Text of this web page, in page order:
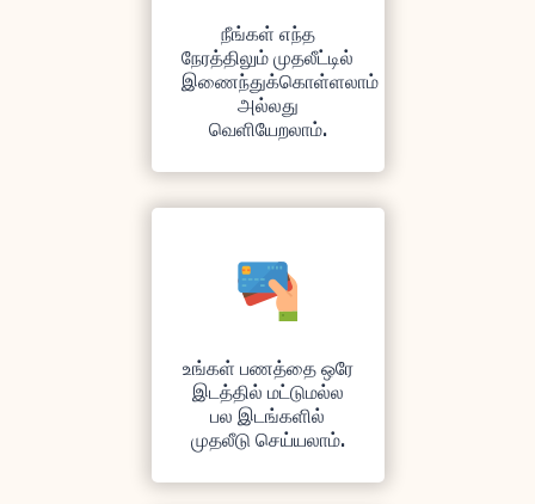
நீங்கள் எந்த
நேரத்திலும் முதலீட்டில்
இணைந்துக்கொள்ளலாம்
அல்லது
வெளியேறலாம்.
உங்கள் பணத்தை ஒரே
இடத்தில் மட்டுமல்ல
பல இடங்களில்
முதலீடு செய்யலாம்.